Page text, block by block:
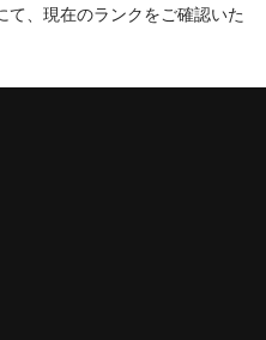
、現在のランクをご確認いた